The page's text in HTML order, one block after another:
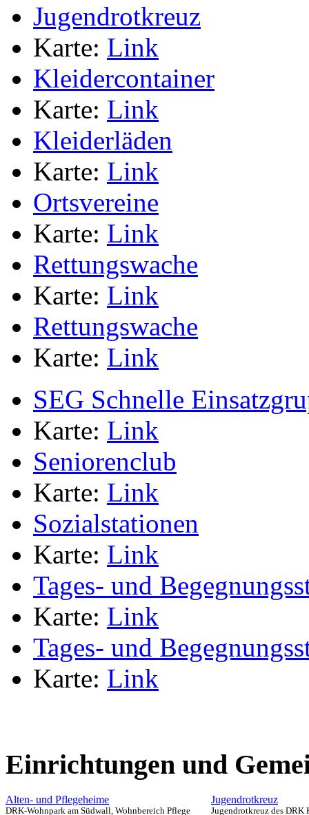
Jugendrotkreuz
Karte: Link
Kleidercontainer
Karte: Link
Kleiderläden
Karte: Link
Ortsvereine
Karte: Link
Rettungswache
Karte: Link
Rettungswache
Karte: Link
SEG Schnelle
Karte: Link
Seniorenclub
Karte: Link
Sozialstationen
Karte: Link
Tages- und
Karte: Link
Tages- und
Karte: Link
Einrichtungen und
Alten- und Pflegeheime
DRK-Wohnpark am Südwall, Wohnbereich Pflege
Jugendrotkreuz
Jugendrotkreuz des DRK